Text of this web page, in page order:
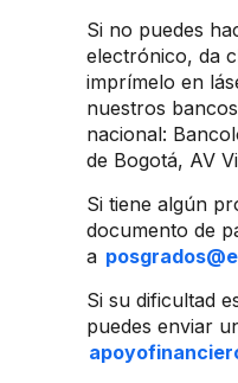
Si no puedes
electrónico, da
imprímelo en
nuestros
nacional:
de Bogotá, AV
Si tiene algún
documento de
a
Si su dificultad
puedes enviar